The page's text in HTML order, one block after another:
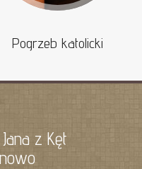
Pogrzeb katolicki
z Kęt